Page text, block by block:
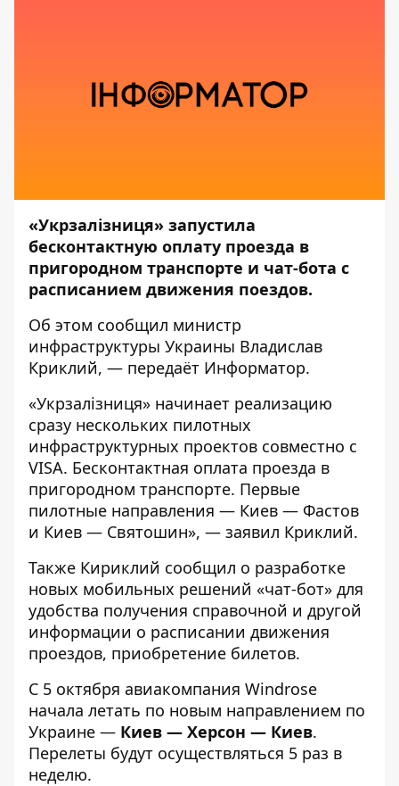
«Укрзалізниця» запустила
бесконтактную оплату проезда в
пригородном транспорте и чат-бота с
расписанием движения поездов.
Об этом сообщил министр
инфраструктуры Украины Владислав
Криклий, — передаёт Информатор.
«Укрзалізниця» начинает реализацию
сразу нескольких пилотных
инфраструктурных проектов совместно с
VISA. Бесконтактная оплата проезда в
пригородном транспорте. Первые
пилотные направления — Киев — Фастов
и Киев — Святошин», — заявил Криклий.
Также Кириклий сообщил о разработке
новых мобильных решений «чат-бот» для
удобства получения справочной и другой
информации о расписании движения
проездов, приобретение билетов.
С 5 октября авиакомпания Windrose
начала летать по новым направлением по
Украине — Киев — Херсон — Киев.
Перелеты будут осуществляться 5 раз в
неделю.